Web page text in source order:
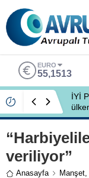
EURO
55,1513
İYİ
veriliyor”
Anasayfa Manşet,